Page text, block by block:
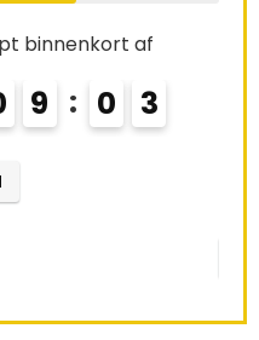
loopt binnenkort af